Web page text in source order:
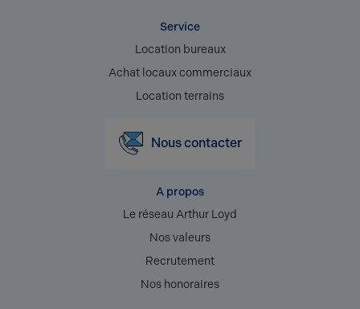
Service
Location bureaux
Achat locaux commerciaux
Location terrains
Nous contacter
A propos
Le réseau Arthur Loyd
Nos valeurs
Recrutement
Nos honoraires